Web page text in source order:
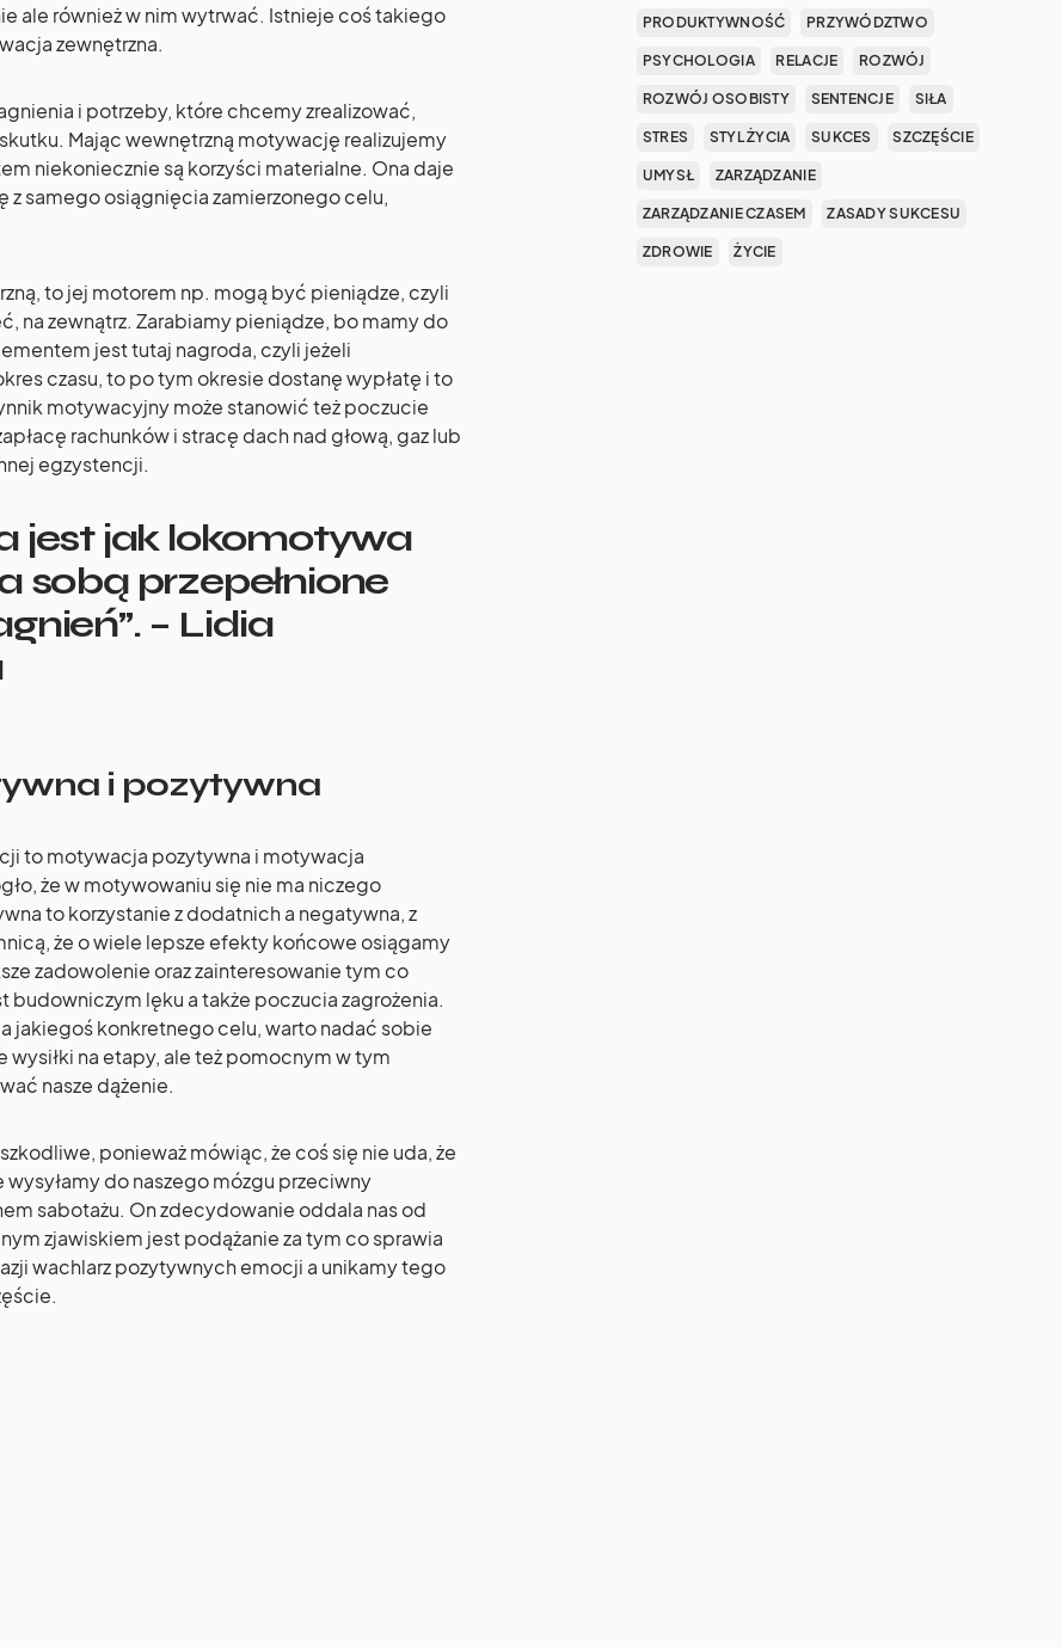
ale również w nim wytrwać. Istnieje coś takiego
zewnętrzna.
i potrzeby, które chcemy zrealizować,
Mając wewnętrzną motywację realizujemy
niekoniecznie są korzyści materialne. Ona daje
z samego osiągnięcia zamierzonego celu,
to jej motorem np. mogą być pieniądze, czyli
na zewnątrz. Zarabiamy pieniądze, bo mamy do
jest tutaj nagroda, czyli jeżeli
czasu, to po tym okresie dostanę wypłatę i to
motywacyjny może stanowić też poczucie
rachunków i stracę dach nad głową, gaz lub
egzystencji.
jest jak lokomotywa
sobą przepełnione
– Lidia
i pozytywna
to motywacja pozytywna i motywacja
że w motywowaniu się nie ma niczego
to korzystanie z dodatnich a negatywna, z
że o wiele lepsze efekty końcowe osiągamy
zadowolenie oraz zainteresowanie tym co
lęku a także poczucia zagrożenia.
jakiegoś konkretnego celu, warto nadać sobie
wysiłki na etapy, ale też pomocnym w tym
nasze dążenie.
ponieważ mówiąc, że coś się nie uda, że
do naszego mózgu przeciwny
sabotażu. On zdecydowanie oddala nas od
zjawiskiem jest podążanie za tym co sprawia
wachlarz pozytywnych emocji a unikamy tego
PRODUKTYWNOŚĆ PRZYWÓDZTWO
PSYCHOLOGIA RELACJE ROZWÓJ
ROZWÓJ OSOBISTY SENTENCJE SIŁA
STRES STYL ŻYCIA SUKCES SZCZĘŚCIE
UMYSŁ ZARZĄDZANIE
ZARZĄDZANIE CZASEM ZASADY SUKCESU
ZDROWIE ŻYCIE